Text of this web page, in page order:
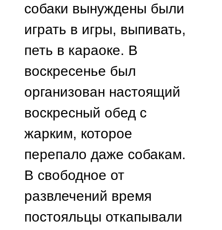
собаки вынуждены были
играть в игры, выпивать,
петь в караоке. В
воскресенье был
организован настоящий
воскресный обед с
жарким, которое
перепало даже собакам.
В свободное от
развлечений время
постояльцы откапывали